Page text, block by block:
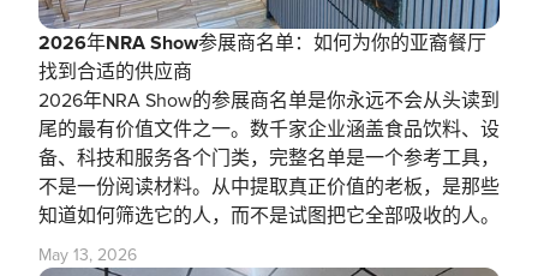
2026年NRA Show参展商名单：如何为你的亚裔餐厅
找到合适的供应商
2026年NRA Show的参展商名单是你永远不会从头读到
尾的最有价值文件之一。数千家企业涵盖食品饮料、设
备、科技和服务各个门类，完整名单是一个参考工具，
不是一份阅读材料。从中提取真正价值的老板，是那些
知道如何筛选它的人，而不是试图把它全部吸收的人。
May 13, 2026